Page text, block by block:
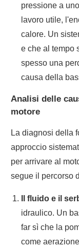
pressione a
lavoro utile,
calore. Un
e che al tempo
spesso una
causa della
Analisi delle
motore
La diagnosi della
approccio
per arrivare al
segue il percorso
Il fluido e il
idraulico. Un
far sì che la
come